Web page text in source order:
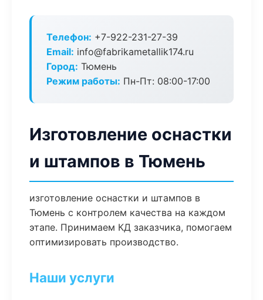
Телефон: +7-922-231-27-39
Email: info@fabrikametallik174.ru
Город: Тюмень
Режим работы: Пн-Пт: 08:00-17:00
Изготовление оснастки
и штампов в Тюмень
изготовление оснастки и штампов в
Тюмень с контролем качества на каждом
этапе. Принимаем КД заказчика, помогаем
оптимизировать производство.
Наши услуги